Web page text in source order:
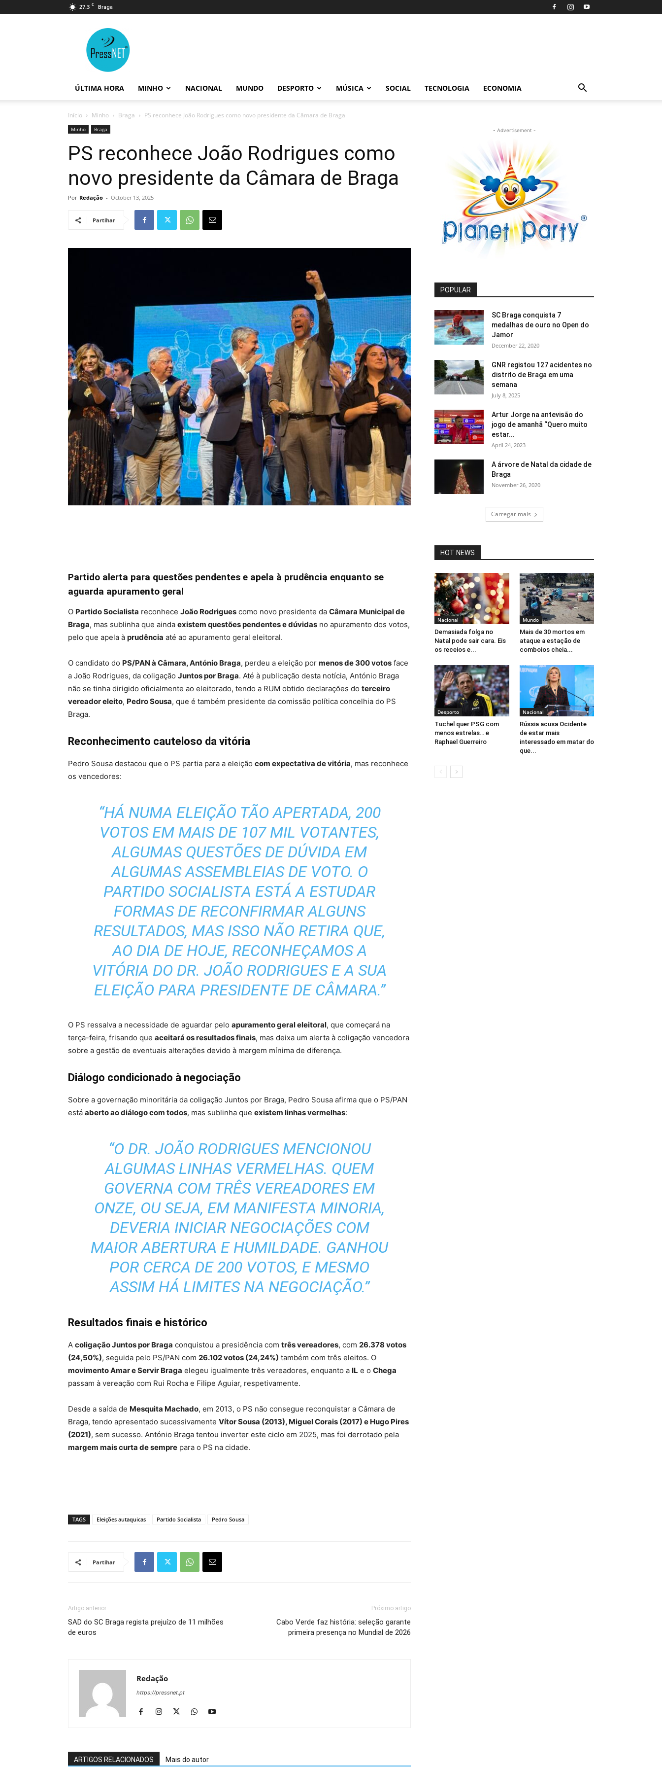
27.3 C Braga
ÚLTIMA HORA MINHO NACIONAL MUNDO DESPORTO MÚSICA SOCIAL TECNOLOGIA ECONOMIA
Início Minho Braga PS reconhece João Rodrigues como novo presidente da Câmara de Braga
Minho Braga
PS reconhece João Rodrigues como
novo presidente da Câmara de Braga
Por Redação - October 13, 2025
Partihar
Partido alerta para questões pendentes e apela à prudência enquanto se
aguarda apuramento geral
O Partido Socialista reconhece João Rodrigues como novo presidente da Câmara Municipal de
Braga, mas sublinha que ainda existem questões pendentes e dúvidas no apuramento dos votos,
pelo que apela à prudência até ao apuramento geral eleitoral.
O candidato do PS/PAN à Câmara, António Braga, perdeu a eleição por menos de 300 votos face
a João Rodrigues, da coligação Juntos por Braga. Até à publicação desta notícia, António Braga
não se tinha dirigido oficialmente ao eleitorado, tendo a RUM obtido declarações do terceiro
vereador eleito, Pedro Sousa, que é também presidente da comissão política concelhia do PS
Braga.
Reconhecimento cauteloso da vitória
Pedro Sousa destacou que o PS partia para a eleição com expectativa de vitória, mas reconhece
os vencedores:
“HÁ NUMA ELEIÇÃO TÃO APERTADA, 200
VOTOS EM MAIS DE 107 MIL VOTANTES,
ALGUMAS QUESTÕES DE DÚVIDA EM
ALGUMAS ASSEMBLEIAS DE VOTO. O
PARTIDO SOCIALISTA ESTÁ A ESTUDAR
FORMAS DE RECONFIRMAR ALGUNS
RESULTADOS, MAS ISSO NÃO RETIRA QUE,
AO DIA DE HOJE, RECONHEÇAMOS A
VITÓRIA DO DR. JOÃO RODRIGUES E A SUA
ELEIÇÃO PARA PRESIDENTE DE CÂMARA.”
O PS ressalva a necessidade de aguardar pelo apuramento geral eleitoral, que começará na
terça-feira, frisando que aceitará os resultados finais, mas deixa um alerta à coligação vencedora
sobre a gestão de eventuais alterações devido à margem mínima de diferença.
Diálogo condicionado à negociação
Sobre a governação minoritária da coligação Juntos por Braga, Pedro Sousa afirma que o PS/PAN
está aberto ao diálogo com todos, mas sublinha que existem linhas vermelhas:
“O DR. JOÃO RODRIGUES MENCIONOU
ALGUMAS LINHAS VERMELHAS. QUEM
GOVERNA COM TRÊS VEREADORES EM
ONZE, OU SEJA, EM MANIFESTA MINORIA,
DEVERIA INICIAR NEGOCIAÇÕES COM
MAIOR ABERTURA E HUMILDADE. GANHOU
POR CERCA DE 200 VOTOS, E MESMO
ASSIM HÁ LIMITES NA NEGOCIAÇÃO.”
Resultados finais e histórico
A coligação Juntos por Braga conquistou a presidência com três vereadores, com 26.378 votos
(24,50%), seguida pelo PS/PAN com 26.102 votos (24,24%) também com três eleitos. O
movimento Amar e Servir Braga elegeu igualmente três vereadores, enquanto a IL e o Chega
passam à vereação com Rui Rocha e Filipe Aguiar, respetivamente.
Desde a saída de Mesquita Machado, em 2013, o PS não consegue reconquistar a Câmara de
Braga, tendo apresentado sucessivamente Vítor Sousa (2013), Miguel Corais (2017) e Hugo Pires
(2021), sem sucesso. António Braga tentou inverter este ciclo em 2025, mas foi derrotado pela
margem mais curta de sempre para o PS na cidade.
TAGS Eleições autaquicas Partido Socialista Pedro Sousa
Partihar
Artigo anterior
SAD do SC Braga regista prejuízo de 11 milhões
de euros
Próximo artigo
Cabo Verde faz história: seleção garante
primeira presença no Mundial de 2026
Redação
https://pressnet.pt
ARTIGOS RELACIONADOS Mais do autor
- Advertisement -
POPULAR
SC Braga conquista 7
medalhas de ouro no Open do
Jamor
December 22, 2020
GNR registou 127 acidentes no
distrito de Braga em uma
semana
July 8, 2025
Artur Jorge na antevisão do
jogo de amanhã “Quero muito
estar...
April 24, 2023
A árvore de Natal da cidade de
Braga
November 26, 2020
Carregar mais
HOT NEWS
Nacional
Demasiada folga no
Natal pode sair cara. Eis
os receios e...
Mundo
Mais de 30 mortos em
ataque a estação de
comboios cheia...
Desporto
Tuchel quer PSG com
menos estrelas… e
Raphael Guerreiro
Nacional
Rússia acusa Ocidente
de estar mais
interessado em matar do
que...